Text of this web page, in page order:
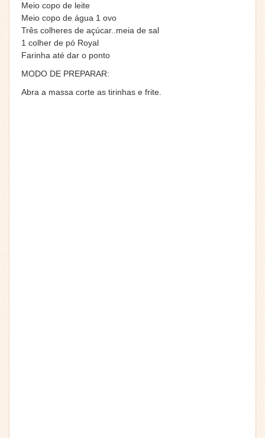
Meio copo de leite
Meio copo de água 1 ovo
Três colheres de açúcar..meia de sal
1 colher de pó Royal
Farinha até dar o ponto
MODO DE PREPARAR:
Abra a massa corte as tirinhas e frite.